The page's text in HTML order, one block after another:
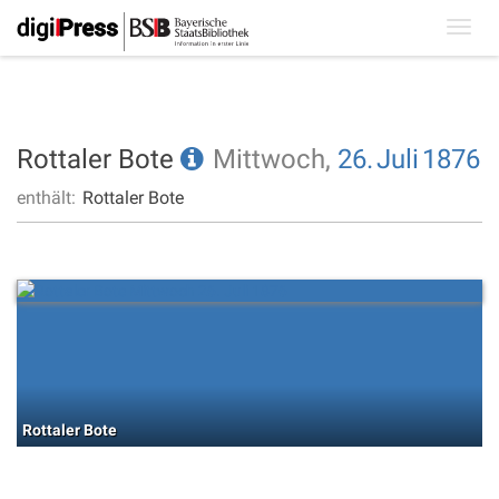
Rottaler Bote Mittwoch, 26.Juli 1876
enthält: Rottaler Bote
Rottaler Bote